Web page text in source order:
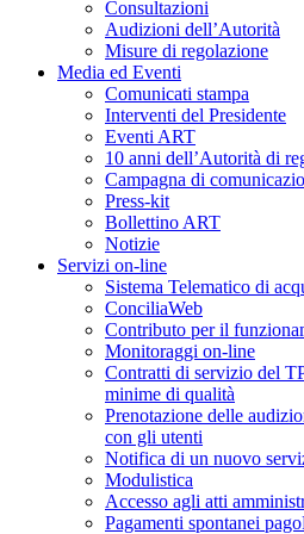
Consultazioni
Audizioni dell’Autorità
Misure di regolazione
Media ed Eventi
Comunicati stampa
Interventi del Presidente
Eventi ART
10 anni dell’Autorità di
Campagna di
Press-kit
Bollettino ART
Notizie
Servizi on-line
Sistema Telematico di
ConciliaWeb
Contributo per il
Monitoraggi on-line
Contratti di servizio del
minime di qualità
Prenotazione delle
con gli utenti
Notifica di un nuovo
Modulistica
Accesso agli atti
Pagamenti spontanei